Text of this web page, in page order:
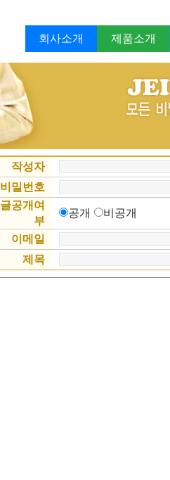
회사소개 제품소개
작성자
비밀번호
글공개여
부
공개
비공개
이메일
제목